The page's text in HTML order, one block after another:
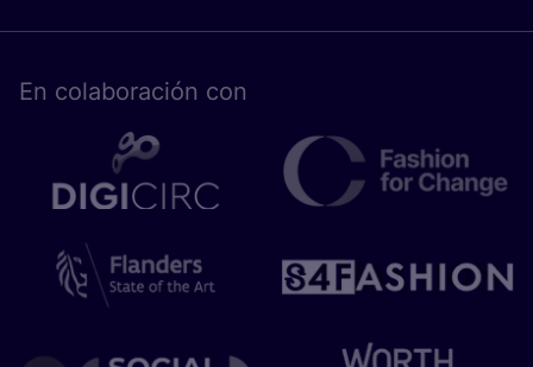
En cola­bo­ra­ción con